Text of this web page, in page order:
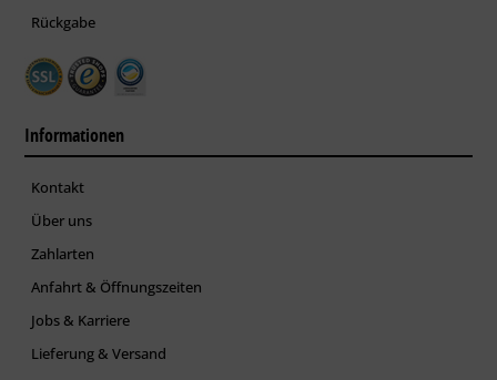
Rückgabe
Informationen
Kontakt
Über uns
Zahlarten
Anfahrt & Öffnungszeiten
Jobs & Karriere
Lieferung & Versand